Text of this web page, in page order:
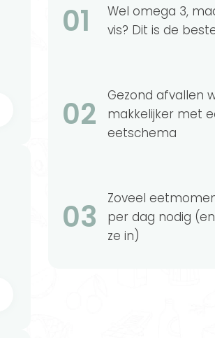
01
Wel omega 3,
vis? Dit is de
02
Gezond afvallen
makkelijker met
eetschema
03
Zoveel
per dag nodig
ze in)